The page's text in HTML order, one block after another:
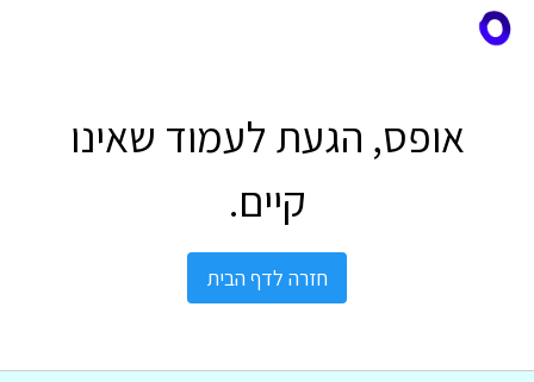
אופס, הגעת לעמוד שאינו
קיים.
חזרה לדף הבית